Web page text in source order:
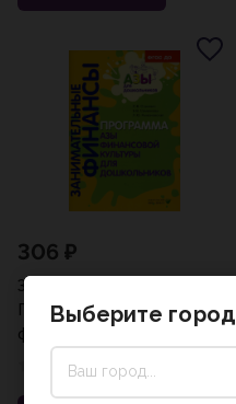
306 ₽
Занимательные финансы.
Программа "Азы
финансовой культуры для
Л.В., Семенкова Е.В.,
0 отзывов
Выберите город